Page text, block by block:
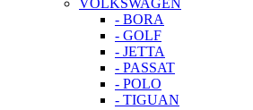
VOLKSWAGEN
- BORA
- GOLF
- JETTA
- PASSAT
- POLO
- TIGUAN